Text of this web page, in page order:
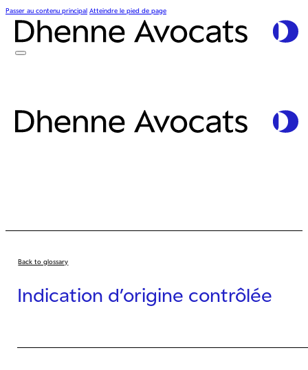
Passer au contenu principal Atteindre le pied de page
Back to glossary
Indication d’origine contrôlée